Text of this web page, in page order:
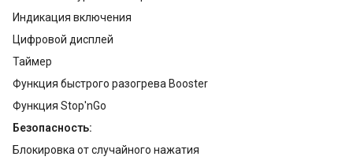
Индикация включения
Цифровой дисплей
Таймер
Функция быстрого разогрева Booster
Функция Stop'nGo
Безопасность:
Блокировка от случайного нажатия